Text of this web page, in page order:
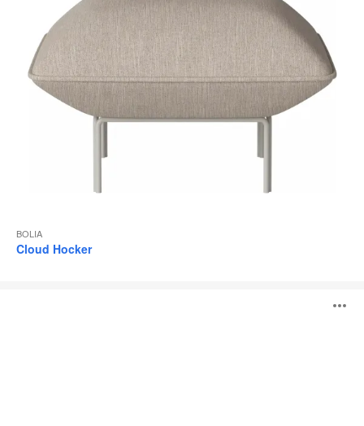
BOLIA
Cloud Hocker